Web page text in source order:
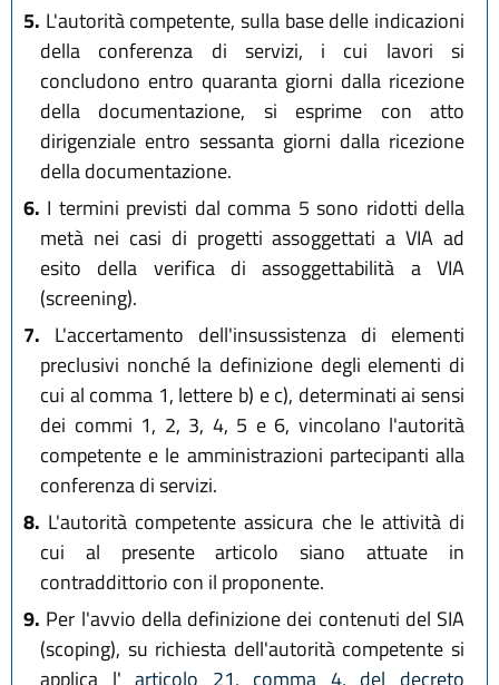
5. L'autorità competente, sulla base delle indicazioni
della conferenza di servizi, i cui lavori si
concludono entro quaranta giorni dalla ricezione
della documentazione, si esprime con atto
dirigenziale entro sessanta giorni dalla ricezione
della documentazione.
6. I termini previsti dal comma 5 sono ridotti della
metà nei casi di progetti assoggettati a VIA ad
esito della verifica di assoggettabilità a VIA
(screening).
7. L'accertamento dell'insussistenza di elementi
preclusivi nonché la definizione degli elementi di
cui al comma 1, lettere b) e c), determinati ai sensi
dei commi 1, 2, 3, 4, 5 e 6, vincolano l'autorità
competente e le amministrazioni partecipanti alla
conferenza di servizi.
8. L'autorità competente assicura che le attività di
cui al presente articolo siano attuate in
contraddittorio con il proponente.
9. Per l'avvio della definizione dei contenuti del SIA
(scoping), su richiesta dell'autorità competente si
applica l'articolo 21, comma 4, del decreto